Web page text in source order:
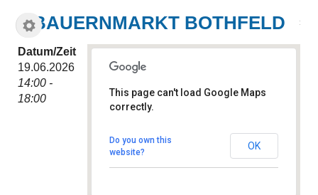
BAUERNMARKT BOTHFELD
Hannover
Veranstaltungen
This page can't load Google Maps
correctly.
Do you own this
website?
OK
Datum/Zeit
19.06.2026
14:00 -
18:00